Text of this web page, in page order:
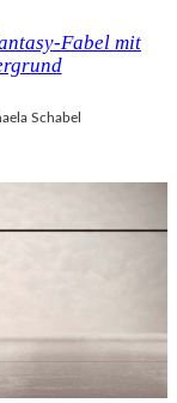
Fabel mit
Schabel